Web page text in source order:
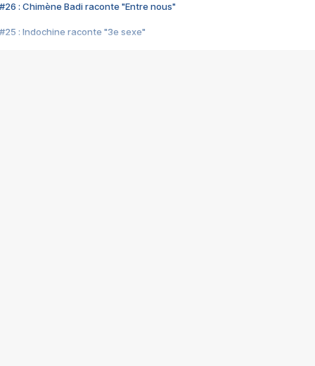
#26 : Chimène Badi raconte "Entre nous"
#25 : Indochine raconte "3e sexe"